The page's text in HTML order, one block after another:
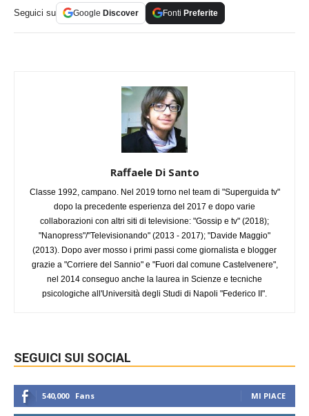
Seguici su Google Discover Fonti Preferite
Raffaele Di Santo
Classe 1992, campano. Nel 2019 torno nel team di "Superguida tv"
dopo la precedente esperienza del 2017 e dopo varie
collaborazioni con altri siti di televisione: "Gossip e tv" (2018);
"Nanopress"/"Televisionando" (2013 - 2017); "Davide Maggio"
(2013). Dopo aver mosso i primi passi come giornalista e blogger
grazie a "Corriere del Sannio" e "Fuori dal comune Castelvenere",
nel 2014 conseguo anche la laurea in Scienze e tecniche
psicologiche all'Università degli Studi di Napoli "Federico II".
SEGUICI SUI SOCIAL
540,000 Fans MI PIACE